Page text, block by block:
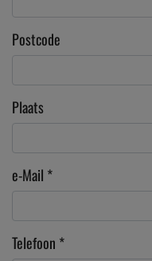
Postcode
Plaats
e-Mail *
Telefoon *